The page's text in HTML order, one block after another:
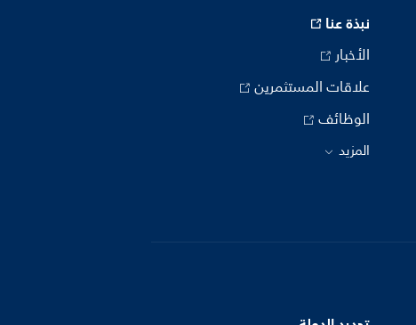
نبذة عنا
الأخبار
علاقات المستثمرين
الوظائف
المزيد